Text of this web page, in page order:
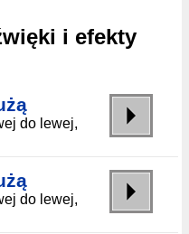
i efekty
do lewej,
do lewej,